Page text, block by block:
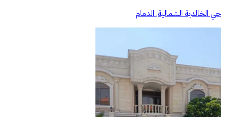
حي الخالدية الشمالية, الدمام